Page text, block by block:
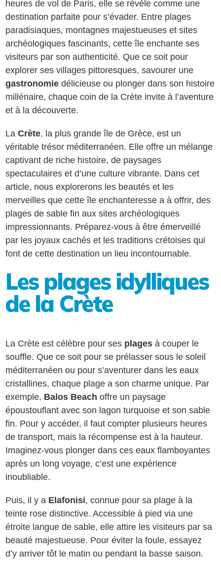
heures de vol de Paris, elle se révèle comme une
destination parfaite pour s’évader. Entre plages
paradisiaques, montagnes majestueuses et sites
archéologiques fascinants, cette île enchante ses
visiteurs par son authenticité. Que ce soit pour
explorer ses villages pittoresques, savourer une
gastronomie délicieuse ou plonger dans son histoire
millénaire, chaque coin de la Crète invite à l’aventure
et à la découverte.
LaCrète, la plus grande île de Grèce, est un
véritable trésor méditerranéen. Elle offre un mélange
captivant de riche histoire, de paysages
spectaculaires et d’une culture vibrante. Dans cet
article, nous explorerons les beautés et les
merveilles que cette île enchanteresse a à offrir, des
plages de sable fin aux sites archéologiques
impressionnants. Préparez-vous à être émerveillé
par les joyaux cachés et les traditions crétoises qui
font de cette destination un lieu incontournable.
Les plages idylliques
de la Crète
La Crète est célèbre pour ses plages à couper le
souffle. Que ce soit pour se prélasser sous le soleil
méditerranéen ou pour s’aventurer dans les eaux
cristallines, chaque plage a son charme unique. Par
exemple, Balos Beach offre un paysage
époustouflant avec son lagon turquoise et son sable
fin. Pour y accéder, il faut compter plusieurs heures
de transport, mais la récompense est à la hauteur.
Imaginez-vous plonger dans ces eaux flamboyantes
après un long voyage, c’est une expérience
inoubliable.
Puis, il y a Elafonisi, connue pour sa plage à la
teinte rose distinctive. Accessible à pied via une
étroite langue de sable, elle attire les visiteurs par sa
beauté majestueuse. Pour éviter la foule, essayez
d’y arriver tôt le matin ou pendant la basse saison.